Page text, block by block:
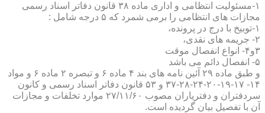
۱-مسئولیت انتظامی و اداری ماده ۳۸ قانون دفاتر اسناد رسمی
مجازات های انتظامی را برمی شمرد که ۵ درجه شامل :
۱-توبیخ با درج در پرونده،
۲- جریمه های نقدی،
۳و۴- انواع انفصال موقت
۵- انفصال دائم می باشد
و طبق ماده ۲۹ آئین نامه های بند ۴ ماده ۶ و تبصره ۲ ماده ۶ و مواد
۱۴- ۱۷-۱۹-۲۰-۲۴-۲۸-۳۷ و ۵۳ قانون دفاتر اسناد رسمی و کانون
سردفتران و دفتریاران مصوب ۲۷/۱۱/۶۰ موارد تخلفات و مجازات
آن با تفصیل بیان گردیده است.